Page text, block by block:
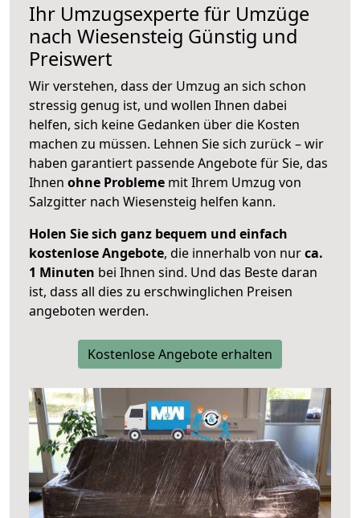
Ihr Umzugsexperte für Umzüge
nach Wiesensteig Günstig und
Preiswert
Wir verstehen, dass der Umzug an sich schon
stressig genug ist, und wollen Ihnen dabei
helfen, sich keine Gedanken über die Kosten
machen zu müssen. Lehnen Sie sich zurück – wir
haben garantiert passende Angebote für Sie, das
Ihnen ohne Probleme mit Ihrem Umzug von
Salzgitter nach Wiesensteig helfen kann.
Holen Sie sich ganz bequem und einfach
kostenlose Angebote, die innerhalb von nurca.
1 Minuten bei Ihnen sind. Und das Beste daran
ist, dass all dies zu erschwinglichen Preisen
angeboten werden.
Kostenlose Angebote erhalten